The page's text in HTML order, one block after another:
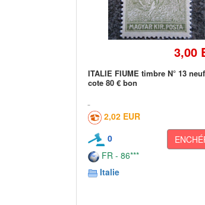
3,00
ITALIE FIUME timbre N° 13
cote 80 € bon
2,02 EUR
0
FR - 86***
Italie